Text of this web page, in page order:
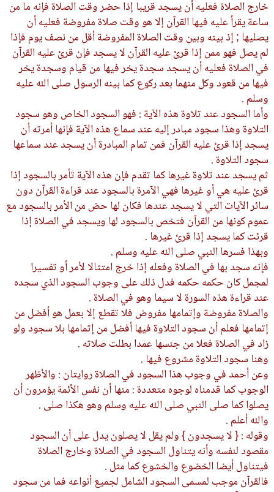
خارج الصلاة فعليه أن يسجد قريبا إذا حضر وقت الصلاة فإنه ما من
ساعة يقرأ عليه فيها القرآن إلا هو وقت صلاة مفروضة فعليه أن
يصليها ; إذ بينه وبين وقت الصلاة المفروضة أقل من نصف يوم فإذا
لم يصل فهو ممن إذا قرئ عليه القرآن لا يسجد فإن قرئ عليه القرآن
في الصلاة فعليه أن يسجد سجدة يخر فيها من قيام وسجدة يخر
فيها من قعود وكل منهما بعد ركوع كما بينه الرسول صلى الله عليه
وسلم .
وأما السجود عند تلاوة هذه الآية : فهو السجود الخاص وهو سجود
التلاوة وهذا سجود مبادر إليه عند سماع هذه الآية فإنها أمرته أن
يسجد إذا قرئ عليه القرآن فمن تمام المبادرة أن يسجد عند سماعها
سجود التلاوة .
ثم يسجد عند تلاوة غيرها كما تقدم فإن هذه الآية تأمر بالسجود إذا
قرئ عليه هي أو غيرها فهي الآمرة بالسجود عند قراءة القرآن دون
سائر الآيات التي لا يسجد عندها فكان لها حض من الأمر بالسجود مع
عموم كونها من القرآن فتخص بالسجود لها ويسجد في الصلاة إذا
قرئت كما يسجد إذا قرئ غيرها .
وبهذا فسرها النبي صلى الله عليه وسلم .
فإنه سجد بها في الصلاة وفعله إذا خرج امتثالا لأمر أو تفسيرا
لمجمل كان حكمه حكمه فدل ذلك على وجوب السجود الذي سجده
عند قراءة هذه السورة لا سيما وهو في الصلاة .
والصلاة مفروضة وإتمامها مفروض فلا تقطع إلا بعمل هو أفضل من
إتمامها فعلم أن سجود التلاوة فيها أفضل من إتمامها بلا سجود ولو
زاد في الصلاة فعلا من جنسها عمدا بطلت صلاته .
وهنا سجود التلاوة مشروع فيها .
وعن أحمد في وجوب هذا السجود في الصلاة روايتان : والأظهر
الوجوب كما قدمناه لوجوه متعددة : منها أن نفس الأئمة يؤمرون أن
يصلوا كما صلى النبي صلى الله عليه وسلم وهو هكذا صلى .
والله أعلم .
وقوله : { لا يسجدون } ولم يقل لا يصلون يدل على أن السجود
مقصود لنفسه وأنه يتناول السجود في الصلاة وخارج الصلاة
فيتناول أيضا الخضوع والخشوع كما مثل .
فالقرآن موجب لمسمى السجود الشامل لجميع أنواعه فما من سجود